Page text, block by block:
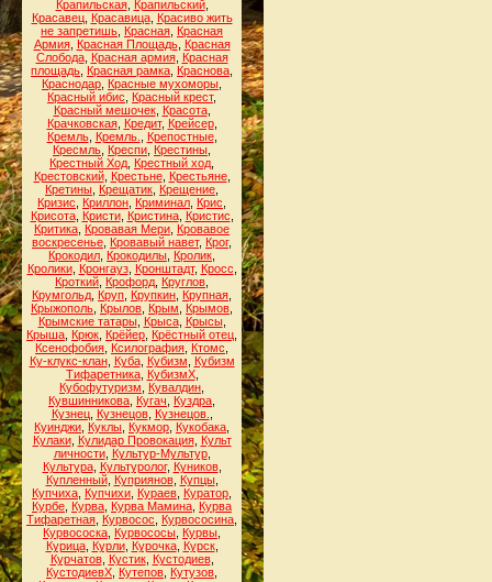
Крапильская, Крапильский,
Красавец, Красавица, Красиво жить
не запретишь Красная Красная
Армия, Красная Площадь, Красная
Слобода, Красная армия, Красная
площадь Красная рамка Краснова
Краснодар Красные мухоморы
Красный ибис
Красный крест,
Красный мешочек, Красота,
Крачковская, Кредит, Крейсер,
Кремль, Кремль. Крепостные,
Кресмль Креспи Крестины
Крестный Ход Крестный ход
Крестовский, Крестьне, Крестьяне,
Кретины Крещатик Крещение
Кризис
Криллон Криминал Крис
Крисота, Кристи, Кристина, Кристис
Критика Кровавая Мери Кровавое
воскресенье Кровавый навет, Крог,
Крокодил Крокодилы Кролик
Кролики, Кронгауз, Кронштадт, Кросс
Кроткий Крофорд Круглов
Крумгольд Круп Крупкин Крупная
Крыжополь Крылов Крым Крымов
Крымские татары, Крыса, Крысы,
Крыша Крюк Крёйер Крёстный отец
Ксенофобия Ксилография Ктомс
Ку-клукс-клан, Куба, Кубизм
Кубизм
Тифаретника, КубизмХ,
Кубофутуризм
Кувалдин
Кувшинникова Кугач Куздра
Кузнец, Кузнецов, Кузнецов.
Куинджи Куклы Кукмор Кукобака
Кулаки, Кулидар Провокация, Культ
личности, Культур-Мультур,
Культура, Культуролог, Куников,
Купленный, Куприянов, Купцы,
Купчиха Купчихи Кураев Куратор
Курбе Курва Курва Мамина Курва
Тифаретная Курвосос Курвососина
Курвососка Курвососы Курвы
Курица, Курли, Курочка, Курск,
Курчатов, Кустик, Кустодиев,
КустодиевХ Кутепов Кутузов